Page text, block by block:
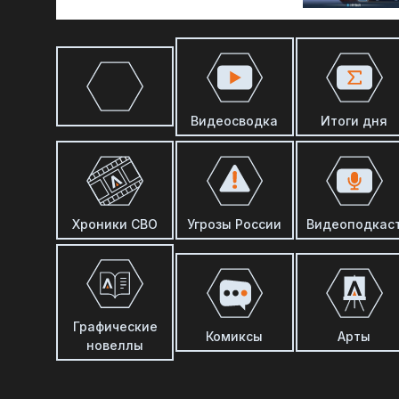
Видеосводка Итоги дня
Хроники СВО Угрозы России
Графические
новеллы
Комиксы Арты